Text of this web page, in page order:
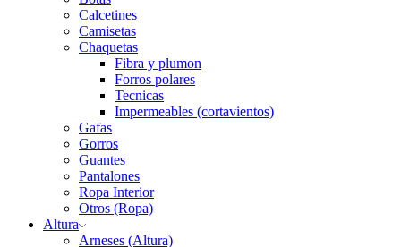
Calcetines
Camisetas
Chaquetas
Fibra y plumon
Forros polares
Tecnicas
Impermeables (cortavientos)
Gafas
Gorros
Guantes
Pantalones
Ropa Interior
Otros (Ropa)
Altura
Arneses (Altura)